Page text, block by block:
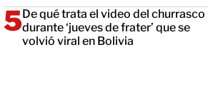
De qué trata el video del churrasco
durante ‘jueves de frater’ que se
volvió viral en Bolivia